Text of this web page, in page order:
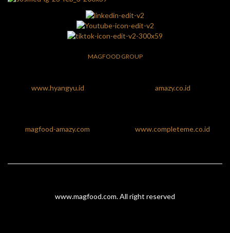
MAGFOOD GROUP
www.hyangyu.id amazy.co.id
magfood-amazy.com www.completeme.co.id
www.magfood.com. All right reserved